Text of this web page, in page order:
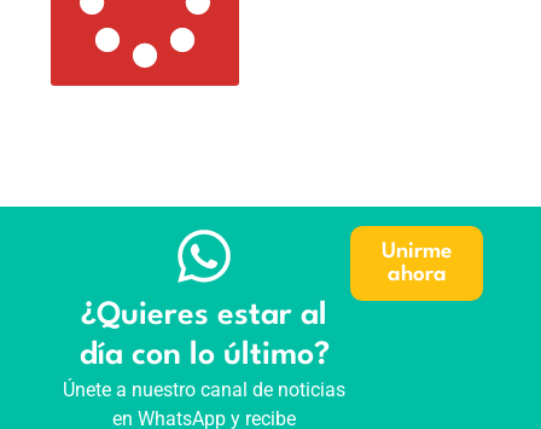
¿Quieres estar al
día con lo último?
Únete a nuestro canal de noticias
en WhatsApp y recibe
Unirme
ahora